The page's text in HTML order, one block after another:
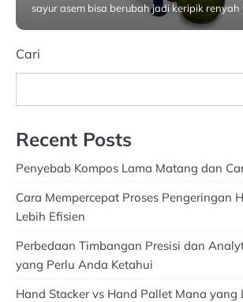
sayur asem bisa berubah jadi keripik
Juni 10, 2025
Cari
Recent Posts
Penyebab Kompos Lama Matang dan
Cara Mempercepat Proses Pengeringan
Lebih Efisien
Perbedaan Timbangan Presisi dan
yang Perlu Anda Ketahui
Hand Stacker vs Hand Pallet Mana yang